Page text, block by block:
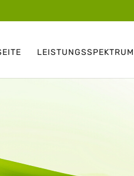
LEISTUNGSSPEKTRUM